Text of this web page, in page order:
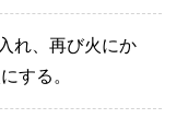
れ、再び火にか
する。